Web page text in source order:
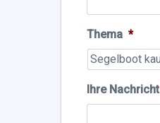
Thema *
Ihre Nachricht